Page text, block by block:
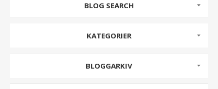
BLOG SEARCH
KATEGORIER
BLOGGARKIV